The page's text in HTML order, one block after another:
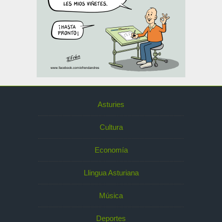
Asturies
Cultura
Economía
Llingua Asturiana
Música
Deportes